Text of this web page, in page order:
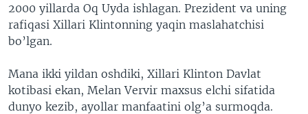
2000 yillarda Oq Uyda ishlagan. Prezident va uning
rafiqasi Xillari Klintonning yaqin maslahatchisi
bo’lgan.
Mana ikki yildan oshdiki, Xillari Klinton Davlat
kotibasi ekan, Melan Vervir maxsus elchi sifatida
dunyo kezib, ayollar manfaatini olg’a surmoqda.